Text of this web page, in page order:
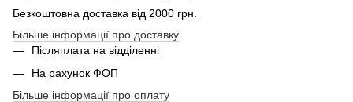
Безкоштовна доставка від 2000 грн.
Більше інформації про доставку
Післяплата на відділенні
На рахунок ФОП
Більше інформації про оплату